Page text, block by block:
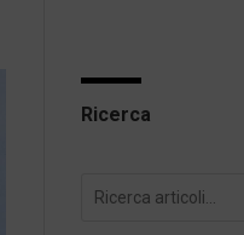
Ricerca